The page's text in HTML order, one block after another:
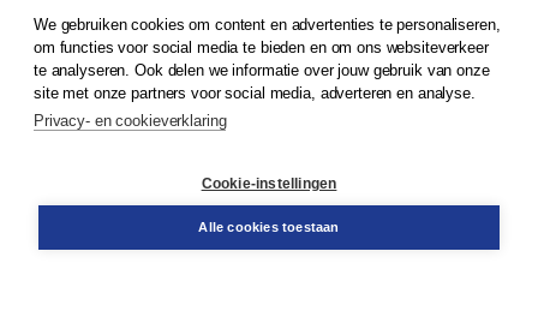
© 2026Koninklijke Boom uitgevers
Klantenservice
Service & informatie
Contact
We gebruiken cookies om content en advertenties te personaliseren,
om functies voor social media te bieden en om ons websiteverkeer
te analyseren. Ook delen we informatie over jouw gebruik van onze
site met onze partners voor social media, adverteren en analyse.
Privacy- en cookieverklaring
Cookie-instellingen
Alle cookies toestaan